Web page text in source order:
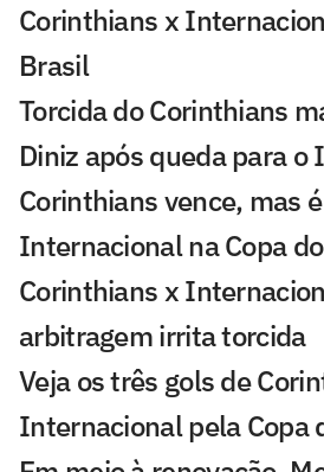
Corinthians x
Brasil
Torcida do Corinthians
Diniz após queda para
Corinthians vence, mas
Internacional na Copa
Corinthians x
arbitragem irrita torcida
Veja os três gols de
Internacional pela Copa